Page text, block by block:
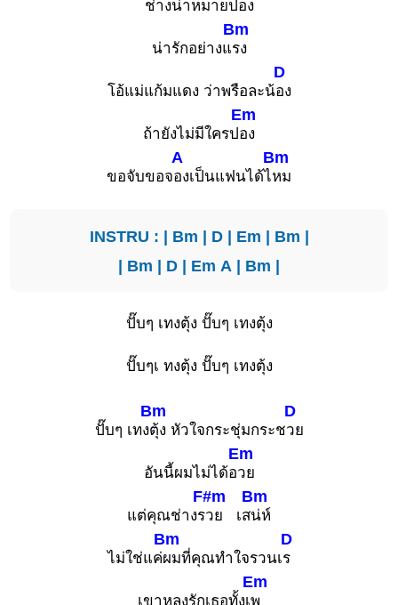
ช่างน่าหมายปอง
น่ารักอย่างแ
Bm
รง
โอ้แม่แก้มแดง ว่าพรือละน้
D
อง
ถ้ายังไม่มีใครป
Em
อง
ขอจับขอจ
A
องเป็นแฟนได้ไ
Bm
หม
INSTRU : | Bm | D| Em | Bm |
| Bm | D | Em A | Bm |
ปั๊บๆ เทงตุ้ง ปั๊บๆ เทงตุ้ง
ปั๊บๆเ ทงตุ้ง ปั๊บๆ เทงตุ้ง
ปั๊บๆ เทง
Bm
ตุ้ง หัวใจกระชุ่มกระช
D
วย
อันนี้ผมไม่ได้อ
Em
วย
แต่คุณช่างร
F#m
วย เส
Bm
น่ห์
ไม่ใช่แค่
Bm
ผมที่คุณทำใจรวนเ
D
ร
เขาหลงรักเธอทั้งเ
Em
พ